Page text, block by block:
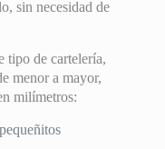
sin necesidad de
tipo de cartelería,
menor a mayor,
milímetros: